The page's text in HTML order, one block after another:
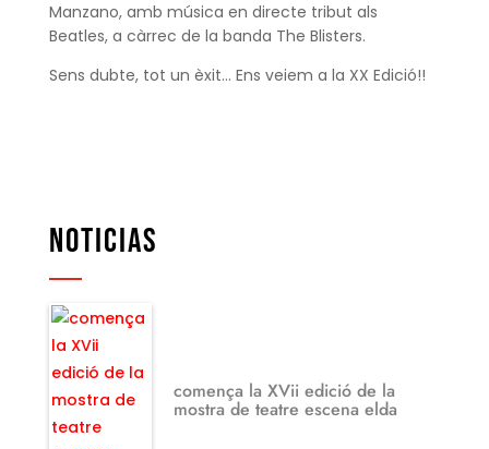
NOTICIAS
comença la XVii edició de la
mostra de teatre escena elda
Manzano, amb música en directe tribut als
Beatles, a càrrec de la banda The Blisters.
Sens dubte, tot un èxit… Ens veiem a la XX Edició!!